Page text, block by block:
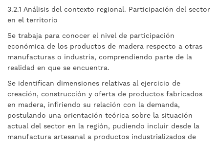
3.2.1 Análisis del contexto regional. Participación del sector
en el territorio
Se trabaja para conocer el nivel de participación
económica de los productos de madera respecto a otras
manufacturas o industria, comprendiendo parte de la
realidad en que se encuentra.
Se identifican dimensiones relativas al ejercicio de
creación, construcción y oferta de productos fabricados
en madera, infiriendo su relación con la demanda,
postulando una orientación teórica sobre la situación
actual del sector en la región, pudiendo incluir desde la
manufactura artesanal a productos industrializados de